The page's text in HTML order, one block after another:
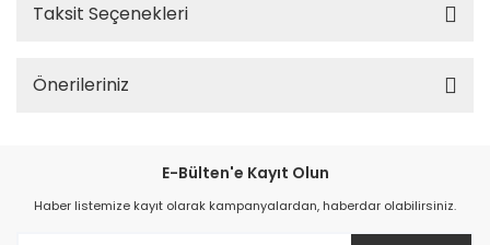
Taksit Seçenekleri
Önerileriniz
E-Bülten'e Kayıt Olun
Haber listemize kayıt olarak kampanyalardan, haberdar olabilirsiniz.